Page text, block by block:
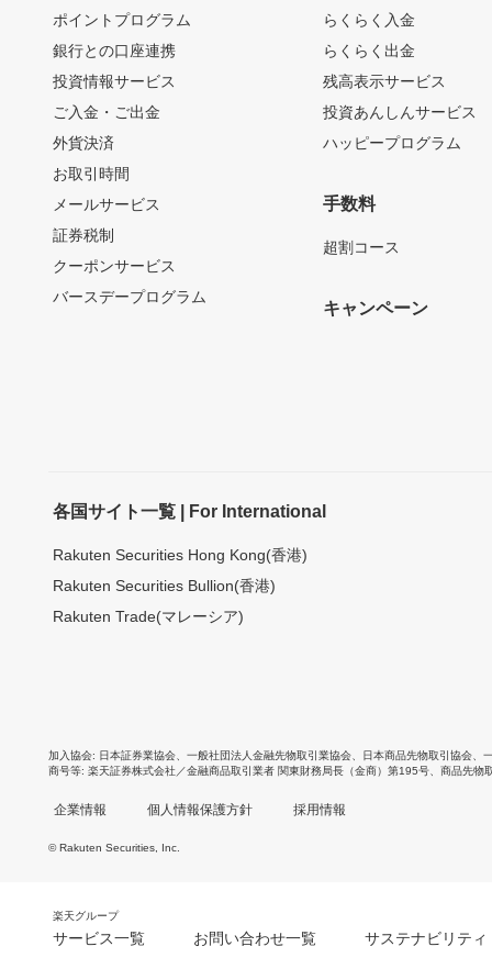
ポイントプログラム
銀行との口座連携
投資情報サービス
ご入金・ご出金
外貨決済
お取引時間
メールサービス
証券税制
クーポンサービス
バースデープログラム
らくらく入金
らくらく出金
残高表示サービス
投資あんしんサービス
ハッピープログラム
手数料
超割コース
キャンペーン
各国サイト一覧 | For International
Rakuten Securities Hong Kong(香港)
Rakuten Securities Bullion(香港)
Rakuten Trade(マレーシア)
加入協会 日本証券業協会 一般社団法人金融先物取引業協会 日本商品先物取引協会
商号等 楽天証券株式会社／金融商品取引業者 関東財務局長（金商）第195号、商品先物
企業情報 個人情報保護方針 採用情報
© Rakuten Securities, Inc.
楽天グループ
サービス一覧 お問い合わせ一覧 サステナビリティ